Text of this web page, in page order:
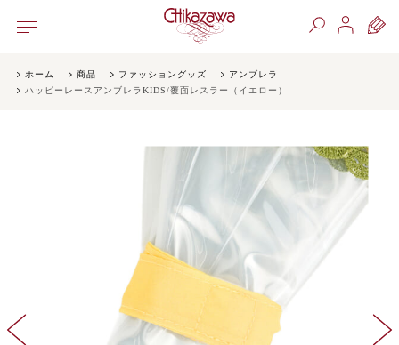
ホーム 商品 ファッショングッズ
アンブレラ
ハッピーレースアンブレラKIDS/覆面レスラー（イエロー）